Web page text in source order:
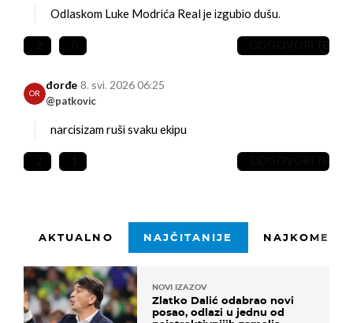
Odlaskom Luke Modrića Real je izgubio dušu.
OR
đorđe
@patkovic
8. svi. 2026 06:25
narcisizam ruši svaku ekipu
AKTUALNO NAJČITANIJE
NOVI IZAZOV
Zlatko Dalić odabrao novi
posao, odlazi u jednu od